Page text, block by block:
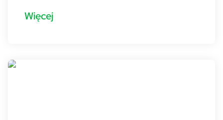
Więcej